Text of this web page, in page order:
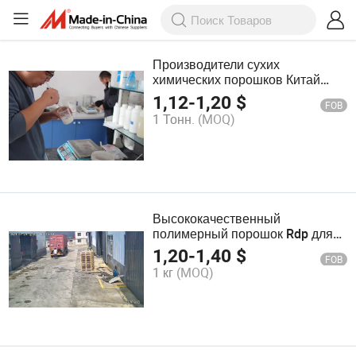
Производители сухих
химических порошков Китай
Rdp/Vae B2b Покрытие
Покраска
1,12-1,20 $ FOB
1 Тонн. (MOQ)
Высококачественный
полимерный порошок Rdp для
самовыравнивающихся
составов строительного
назначения
1,20-1,40 $ FOB
1 кг (MOQ)